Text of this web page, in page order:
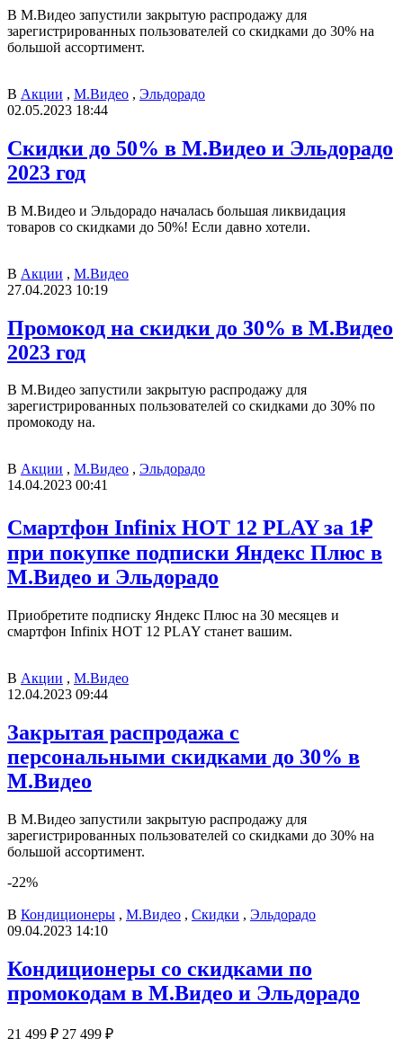
В М.Видео запустили закрытую распродажу для
зарегистрированных пользователей со скидками до 30% на
большой ассортимент.
В Акции , М.Видео , Эльдорадо
02.05.2023 18:44
Скидки до 50% в М.Видео и Эльдорадо
2023 год
В М.Видео и Эльдорадо началась большая ликвидация
товаров со скидками до 50%! Если давно хотели.
В Акции , М.Видео
27.04.2023 10:19
Промокод на скидки до 30% в М.Видео
2023 год
В М.Видео запустили закрытую распродажу для
зарегистрированных пользователей со скидками до 30% по
промокоду на.
В Акции , М.Видео , Эльдорадо
14.04.2023 00:41
Смартфон Infinix HOT 12 PLAY за 1₽
при покупке подписки Яндекс Плюс в
М.Видео и Эльдорадо
Приобретите подписку Яндекс Плюс на 30 месяцев и
смартфон Infinix HOT 12 PLAY станет вашим.
В Акции , М.Видео
12.04.2023 09:44
Закрытая распродажа с
персональными скидками до 30% в
М.Видео
В М.Видео запустили закрытую распродажу для
зарегистрированных пользователей со скидками до 30% на
большой ассортимент.
-22%
В Кондиционеры , М.Видео , Скидки , Эльдорадо
09.04.2023 14:10
Кондиционеры со скидками по
промокодам в М.Видео и Эльдорадо
21 499 ₽ 27 499 ₽